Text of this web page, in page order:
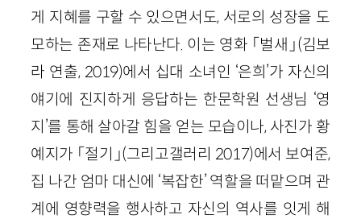
게 지혜를 구할 수 있으면서도, 서로의 성장을 도
모하는 존재로 나타난다. 이는 영화 「벌새」(김보
라 연출, 2019)에서 십대 소녀인 ‘은희’가 자신의
얘기에 진지하게 응답하는 한문학원 선생님 ‘영
지’를 통해 살아갈 힘을 얻는 모습이나, 사진가 황
예지가 「절기」(그리고갤러리 2017)에서 보여준,
집 나간 엄마 대신에 ‘복잡한’ 역할을 떠맡으며 관
계에 영향력을 행사하고 자신의 역사를 잇게 해